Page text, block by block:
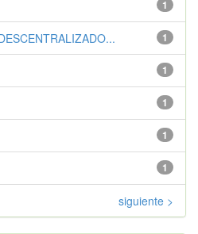
1
1
1
1
1
1
siguiente >